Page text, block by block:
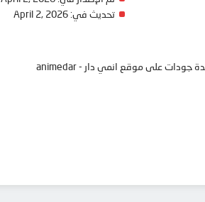
تحديث في: April 2, 2026